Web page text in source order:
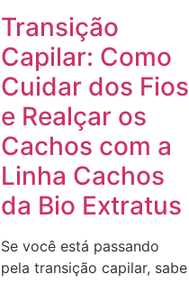
Transição
Capilar: Como
Cuidar dos Fios
e Realçar os
Cachos com a
Linha Cachos
da Bio Extratus
Se você está passando
pela transição capilar, sabe